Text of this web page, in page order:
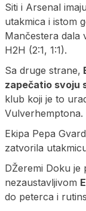
Siti i Arsenal
utakmica i istom
Mančestera dala
H2H (2:1, 1:1).
Sa druge strane,
zapečatio svoju
klub koji je to
Vulverhemptona.
Ekipa Pepa
zatvorila
DŽeremi Doku
nezaustavljivom
do peterca i